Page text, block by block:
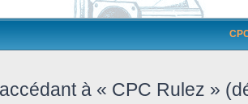
à « CPC Rulez »